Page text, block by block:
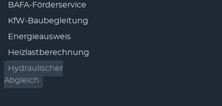
BAFA-Förderservice
KfW-Baubegleitung
Energieausweis
Heizlastberechnung
Hydraulischer
Abgleich